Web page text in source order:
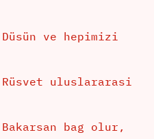
ve hepimizi
uluslararasi
bag olur,